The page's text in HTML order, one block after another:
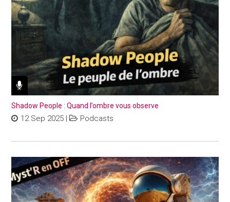
Shadow People : Quand l’ombre vous observe
12 Sep 2025 | Podcasts